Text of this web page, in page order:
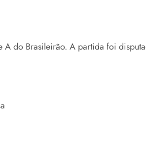
A do Brasileirão. A partida foi